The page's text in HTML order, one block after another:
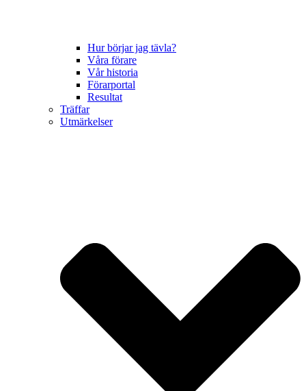
Hur börjar jag tävla?
Våra förare
Vår historia
Förarportal
Resultat
Träffar
Utmärkelser